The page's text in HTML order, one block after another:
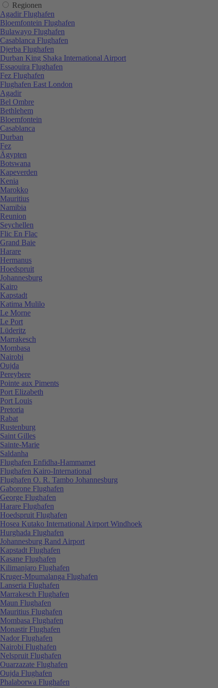
Regionen
Agadir Flughafen
Bloemfontein Flughafen
Bulawayo Flughafen
Casablanca Flughafen
Djerba Flughafen
Durban King Shaka International Airport
Essaouira Flughafen
Fez Flughafen
Flughafen East London
Agadir
Bel Ombre
Bethlehem
Bloemfontein
Casablanca
Durban
Fez
Ägypten
Botswana
Kapeverden
Kenia
Marokko
Mauritius
Namibia
Reunion
Seychellen
Flic En Flac
Grand Baie
Harare
Hermanus
Hoedspruit
Johannesburg
Kairo
Kapstadt
Katima Mulilo
Le Morne
Le Port
Lüderitz
Marrakesch
Mombasa
Nairobi
Oujda
Pereybere
Pointe aux Piments
Port Elizabeth
Port Louis
Pretoria
Rabat
Rustenburg
Saint Gilles
Sainte-Marie
Saldanha
Flughafen Enfidha-Hammamet
Flughafen Kairo-International
Flughafen O. R. Tambo Johannesburg
Gaborone Flughafen
George Flughafen
Harare Flughafen
Hoedspruit Flughafen
Hosea Kutako International Airport Windhoek
Hurghada Flughafen
Johannesburg Rand Airport
Kapstadt Flughafen
Kasane Flughafen
Kilimanjaro Flughafen
Kruger-Mpumalanga Flughafen
Lanseria Flughafen
Marrakesch Flughafen
Maun Flughafen
Mauritius Flughafen
Mombasa Flughafen
Monastir Flughafen
Nador Flughafen
Nairobi Flughafen
Nelspruit Flughafen
Ouarzazate Flughafen
Oujda Flughafen
Phalaborwa Flughafen